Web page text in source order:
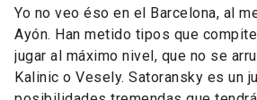
Yo no veo éso en el Barcelona, al
Ayón. Han metido tipos que
jugar al máximo nivel, que no se
Kalinic o Vesely. Satoransky es un